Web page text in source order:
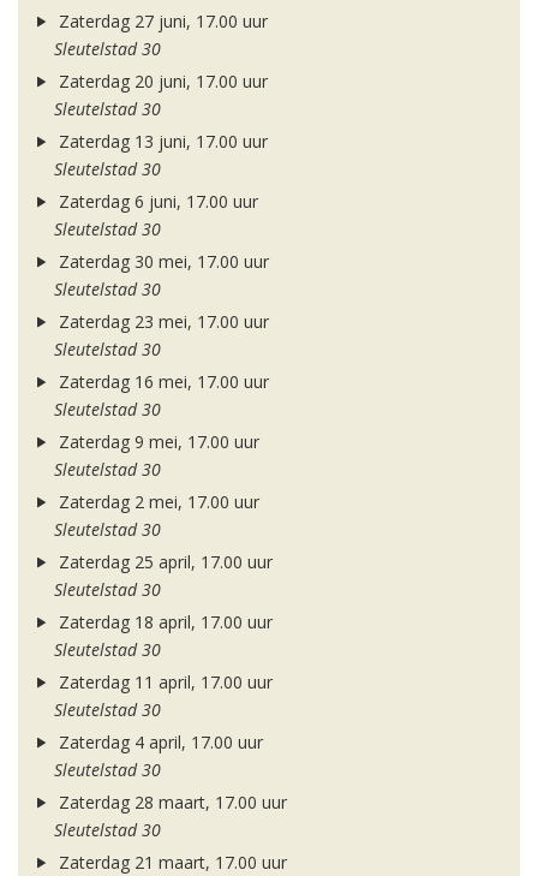
Zaterdag 27 juni, 17.00 uur
Sleutelstad 30
Zaterdag 20 juni, 17.00 uur
Sleutelstad 30
Zaterdag 13 juni, 17.00 uur
Sleutelstad 30
Zaterdag 6 juni, 17.00 uur
Sleutelstad 30
Zaterdag 30 mei, 17.00 uur
Sleutelstad 30
Zaterdag 23 mei, 17.00 uur
Sleutelstad 30
Zaterdag 16 mei, 17.00 uur
Sleutelstad 30
Zaterdag 9 mei, 17.00 uur
Sleutelstad 30
Zaterdag 2 mei, 17.00 uur
Sleutelstad 30
Zaterdag 25 april, 17.00 uur
Sleutelstad 30
Zaterdag 18 april, 17.00 uur
Sleutelstad 30
Zaterdag 11 april, 17.00 uur
Sleutelstad 30
Zaterdag 4 april, 17.00 uur
Sleutelstad 30
Zaterdag 28 maart, 17.00 uur
Sleutelstad 30
Zaterdag 21 maart, 17.00 uur